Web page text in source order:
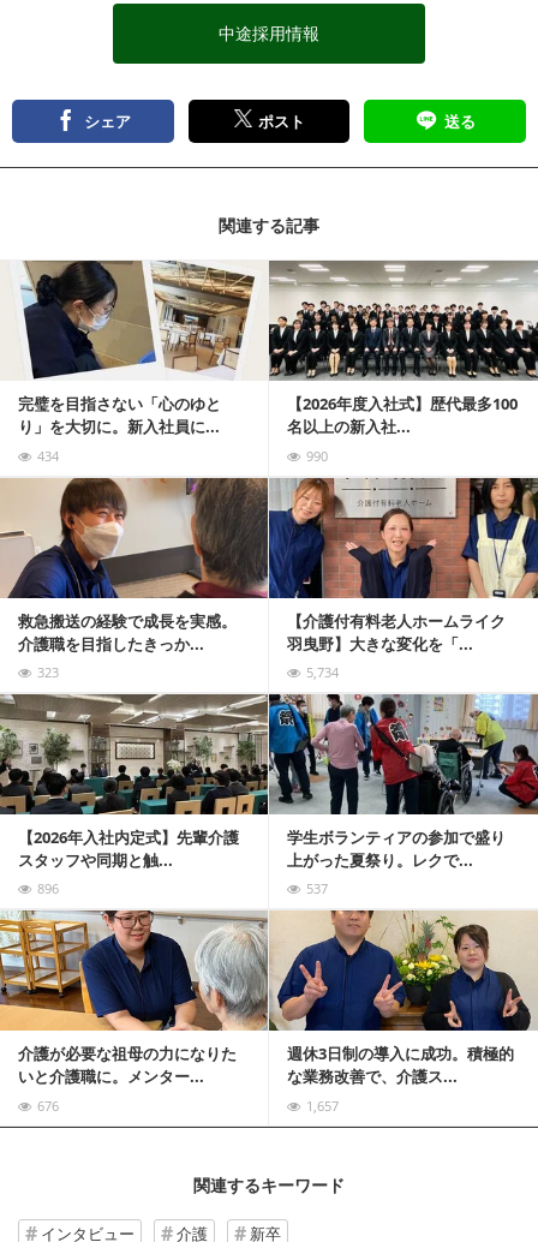
中途採用情報
シェア ポスト 送る
関連する記事
完璧を目指さない「心のゆと
り」を大切に。新入社員に...
434
【2026年度入社式】歴代最多100
名以上の新入社...
990
記事を読む
救急搬送の経験で成長を実感。
介護職を目指したきっか...
323
【介護付有料老人ホームライク
羽曳野】大きな変化を「...
5,734
記事を読む
【2026年入社内定式】先輩介護
スタッフや同期と触...
896
学生ボランティアの参加で盛り
上がった夏祭り。レクで...
537
記事を読む
介護が必要な祖母の力になりた
いと介護職に。メンター...
676
週休3日制の導入に成功。積極的
な業務改善で、介護ス...
1,657
記事を読む
関連するキーワード
インタビュー 介護 新卒